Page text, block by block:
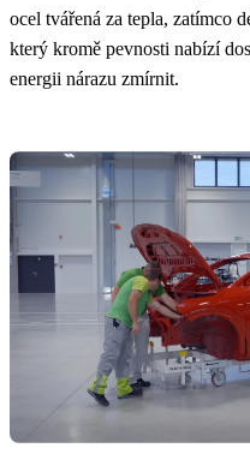
ocel tvářená za tepla, zatímco
který kromě pevnosti nabízí
energii nárazu zmírnit.